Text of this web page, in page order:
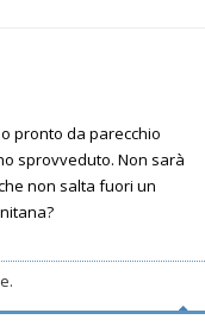
pronto da parecchio
sprovveduto. Non sarà
non salta fuori un